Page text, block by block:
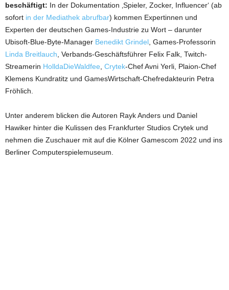
beschäftigt: In der Dokumentation ‚Spieler, Zocker, Influencer‘ (ab
sofort in der Mediathek abrufbar) kommen Expertinnen und
Experten der deutschen Games-Industrie zu Wort – darunter
Ubisoft-Blue-Byte-Manager Benedikt Grindel , Games-Professorin
Linda Breitlauch , Verbands-Geschäftsführer Felix Falk, Twitch-
Streamerin HolldaDieWaldfee Crytek-Chef Avni Yerli, Plaion-Chef
Klemens Kundratitz und GamesWirtschaft-Chefredakteurin Petra
Fröhlich.
Unter anderem blicken die Autoren Rayk Anders und Daniel
Hawiker hinter die Kulissen des Frankfurter Studios Crytek und
nehmen die Zuschauer mit auf die Kölner Gamescom 2022 und ins
Berliner Computerspielemuseum.